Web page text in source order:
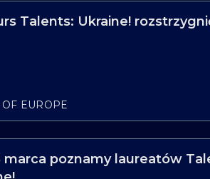
Talents: Ukraine!
OF EUROPE
marca poznamy laureatów